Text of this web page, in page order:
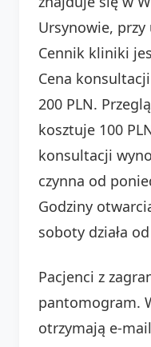
Ursynowie,
Cennik kliniki
Cena
200 PLN.
kosztuje 100
konsultacji
czynna od
Godziny
soboty działa
Pacjenci z
pantomogram.
otrzymają e-